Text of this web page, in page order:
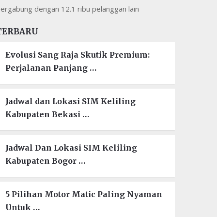
dengan 12.1 ribu pelanggan lain
Evolusi Sang Raja Skutik Premium:
Perjalanan Panjang …
Jadwal dan Lokasi SIM Keliling
Kabupaten Bekasi …
Jadwal Dan Lokasi SIM Keliling
Kabupaten Bogor …
5 Pilihan Motor Matic Paling Nyaman
Untuk …